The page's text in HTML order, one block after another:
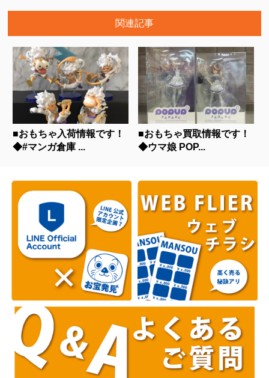
関連記事
■おもちゃ入荷情報です！
◆#マンガ倉庫 ...
■おもちゃ買取情報です！
◆ウマ娘 POP...